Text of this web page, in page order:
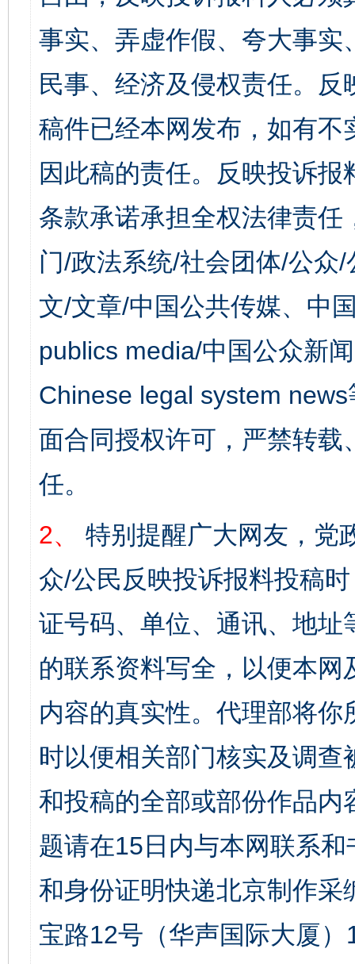
事实、弄虚作假、夸大事
民事、经济及侵权责任。
稿件已经本网发布，如有
因此稿的责任。反映投诉
条款承诺承担全权法律责
门/政法系统/社会团体/公众
文/文章/中国公共传媒、中
publics media/中国公众新
Chinese legal system
面合同授权许可，严禁转
任。
2、
特别提醒广大网友，党
众/公民反映投诉报料投稿
证号码、单位、通讯、地
的联系资料写全，以便本
内容的真实性。代理部将
时以便相关部门核实及调
和投稿的全部或部份作品
题请在15日内与本网联系
和身份证明快递北京制作
宝路12号（华声国际大厦